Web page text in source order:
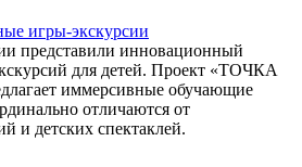
игры-экскурсии
представили инновационный
для детей. Проект «ТОЧКА
иммерсивные обучающие
отличаются от
и детских спектаклей.